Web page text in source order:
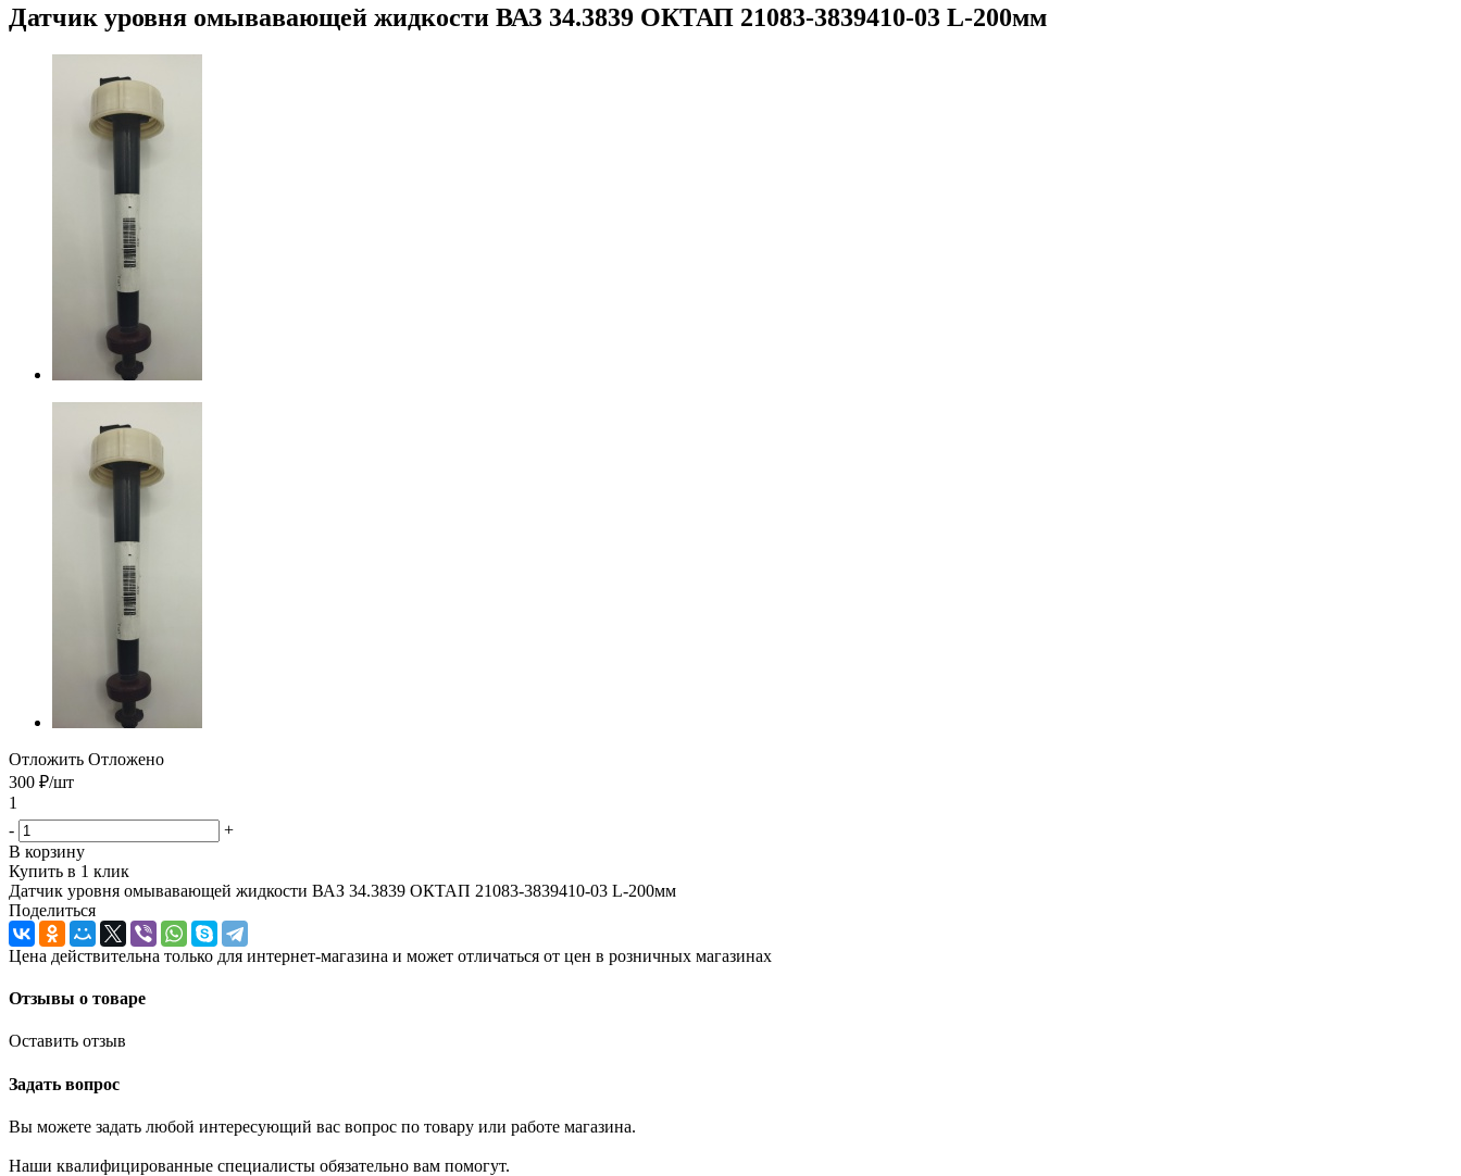
Датчик уровня омывавающей жидкости ВАЗ 34.3839 ОКТАП 21083-3839410-03 L-200мм
Отложить Отложено
300 ₽/шт
1
-
+
В корзину
Купить в 1 клик
Датчик уровня омывавающей жидкости ВАЗ 34.3839 ОКТАП 21083-3839410-03 L-200мм
Поделиться
Цена действительна только для интернет-магазина и может отличаться от цен в розничных магазинах
Отзывы о товаре
Оставить отзыв
Задать вопрос
Вы можете задать любой интересующий вас вопрос по товару или работе магазина.
Наши квалифицированные специалисты обязательно вам помогут.